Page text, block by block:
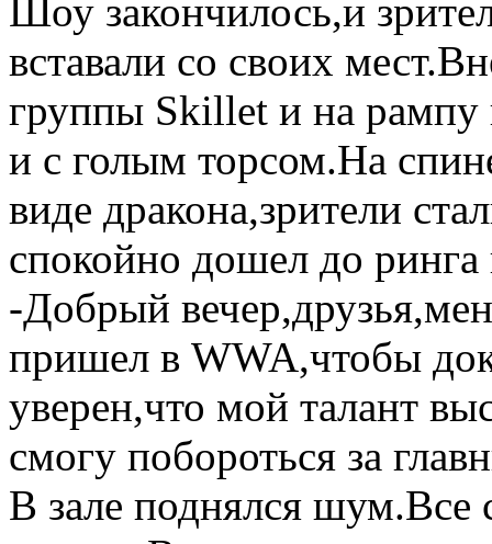
Шоу закончилось,и
вставали со своих
группы Skillet и на
и с голым торсом.На
виде дракона,зрители
спокойно дошел до
-Добрый
пришел в WWA,чтобы
уверен,что мой талант
смогу побороться за
В зале поднялся шум.Все